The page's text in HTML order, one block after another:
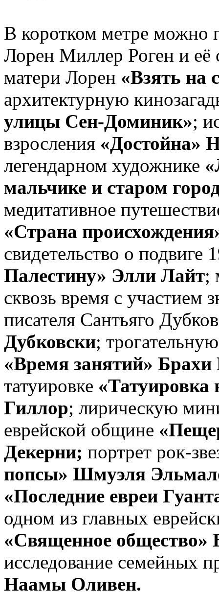
В коротком метре можно
Лорен Миллер Роген и её
матери Лорен «Взять на
архитектурную
улицы Сен-Доминик»;
взросления «Достойна»
легендарном художнике
мальчике и старом
медитативное
«Страна
свидетельство о подвиге
Палестину» Элли Лайт;
сквозь время с участием
писателя Сантьяго
Дубковски;
«Время занятий»
татуировке
Гиллор; лирическую
еврейской общине
Декерни; портрет рок-
попсы» Шмуэля
«Последние евреи
одном из главных
«Священное общество»
исследование семейных
Наамы Оливен.